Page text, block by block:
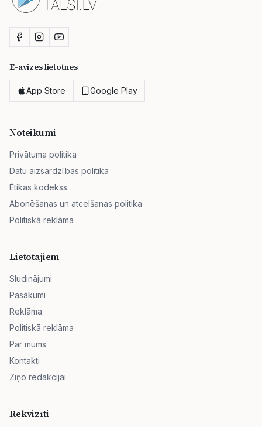
E-avīzes lietotnes
App Store Google Play
Noteikumi
Privātuma politika
Datu aizsardzības politika
Ētikas kodekss
Abonēšanas un atcelšanas politika
Politiskā reklāma
Lietotājiem
Sludinājumi
Pasākumi
Reklāma
Politiskā reklāma
Par mums
Kontakti
Ziņo redakcijai
Rekvizīti